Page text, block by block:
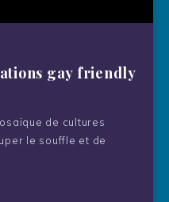
du sport et
gay friendly
de cultures
le souffle et de